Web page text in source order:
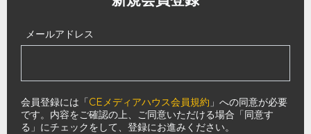
メールアドレス
会員登録には「CEメディアハウス会員規約 」への同意が必要
です。内容をご確認の上、ご同意いただける場合「同意す
る」にチェックをして、登録にお進みください。